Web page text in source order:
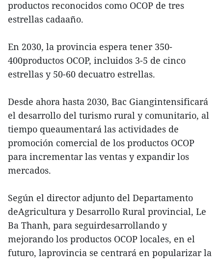
productos reconocidos como OCOP de tres
estrellas cadaaño.
En 2030, la provincia espera tener 350-
400productos OCOP, incluidos 3-5 de cinco
estrellas y 50-60 decuatro estrellas.
Desde ahora hasta 2030, Bac Giangintensificará
el desarrollo del turismo rural y comunitario, al
tiempo queaumentará las actividades de
promoción comercial de los productos OCOP
para incrementar las ventas y expandir los
mercados.
Según el director adjunto del Departamento
deAgricultura y Desarrollo Rural provincial, Le
Ba Thanh, para seguirdesarrollando y
mejorando los productos OCOP locales, en el
futuro, laprovincia se centrará en popularizar la